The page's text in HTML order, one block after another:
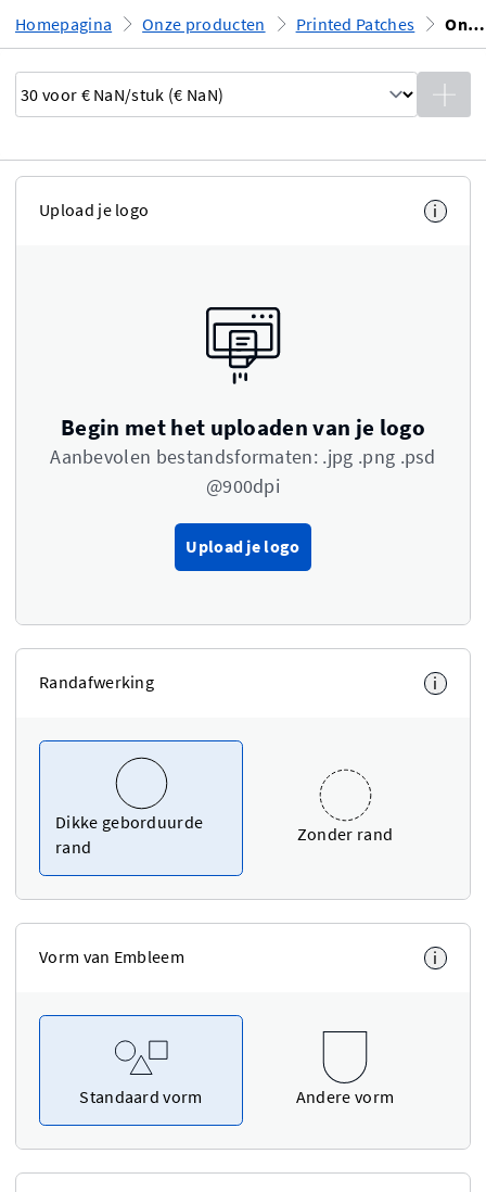
Homepagina Onze producten Printed Patches Ontwerp uploaden
Upload je logo i
Begin met het uploaden van je logo
Aanbevolen bestandsformaten: .jpg .png .psd
@900dpi
Upload je logo
Randafwerking i
Dikke geborduurde
rand
Zonder rand
Vorm van Embleem i
Standaard vorm Andere vorm